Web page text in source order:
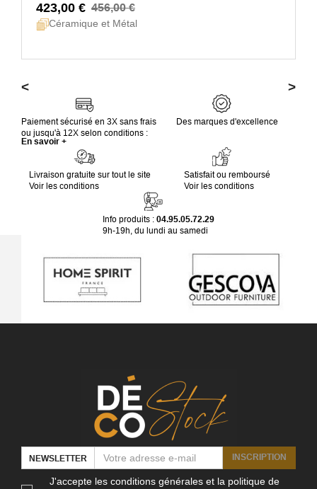
423,00 € 456,00 €
Céramique et Métal
< >
Paiement sécurisé en 3X sans frais
ou jusqu'à 12X selon conditions :
En savoir +
Des marques d'excellence
Livraison gratuite sur tout le site
Voir les conditions
Satisfait ou remboursé
Voir les conditions
Info produits : 04.95.05.72.29
9h-19h, du lundi au samedi
NEWSLETTER INSCRIPTION
J'accepte les conditions générales et la politique de